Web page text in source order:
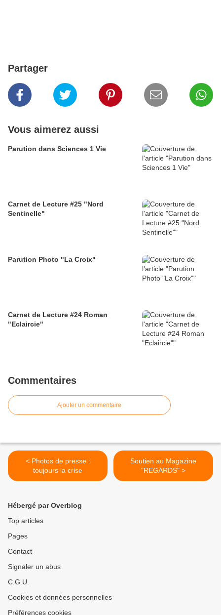
Partager
Vous aimerez aussi
Parution dans Sciences 1 Vie
Carnet de Lecture #25 "Nord
Sentinelle"
Parution Photo "La Croix"
Carnet de Lecture #24 Roman
"Eclaircie"
Commentaires
Ajouter un commentaire
< Photos de presse :
toujours la crise
Soutien au Magazine
"REGARDS" >
Hébergé par Overblog
Top articles
Pages
Contact
Signaler un abus
C.G.U.
Cookies et données personnelles
Préférences cookies